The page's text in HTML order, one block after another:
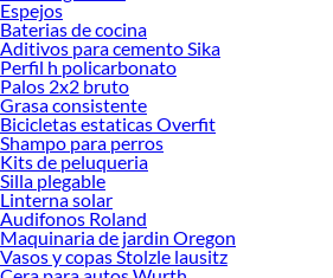
Encuentra una amplia variedad de productos de
Encuentra todo lo necesario para tus proyectos de
¡Visítanos y haz tus ideas realidad!
Espejos
Baterias de cocina
Aditivos para cemento Sika
Perfil h policarbonato
Palos 2x2 bruto
Grasa consistente
Bicicletas estaticas Overfit
Shampo para perros
Kits de peluqueria
Silla plegable
Linterna solar
Audifonos Roland
Maquinaria de jardin Oregon
Vasos y copas Stolzle lausitz